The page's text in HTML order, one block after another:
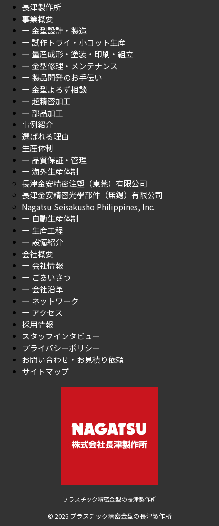
長津製作所
事業概要
ー 金型設計・製造
ー 試作トライ・小ロット生産
ー 量産成形・塗装・印刷・組立
ー 金型修理・メンテナンス
ー 製品開発のお手伝い
ー 金型よろず相談
ー 超精密加工
ー 部品加工
事例紹介
選ばれる理由
生産体制
ー 品質保証・管理
ー 海外生産体制
長津金安精密注塑（東莞）有限公司
長津金安精密光學部件（無錫）有限公司
Nagatsu Seisakusho Philippines, Inc.
ー 自動生産体制
ー 生産工程
ー 設備紹介
会社概要
ー 会社情報
ー ごあいさつ
ー 会社沿革
ー ネットワーク
ー アクセス
採用情報
スタッフインタビュー
プライバシーポリシー
お問い合わせ・お見積り依頼
サイトマップ
プラスチック精密金型の長津製作所
© 2026 プラスチック精密金型の長津製作所